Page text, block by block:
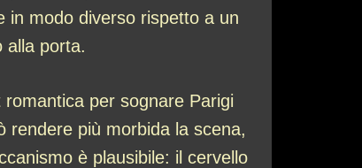
in modo diverso rispetto a un
alla porta.
per sognare Parigi
rendere più morbida la scena,
è plausibile: il cervello